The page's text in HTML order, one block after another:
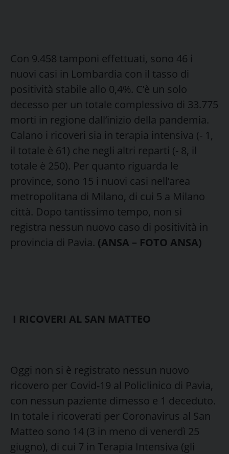
Con 9.458 tamponi effettuati, sono 46 i
nuovi casi in Lombardia con il tasso di
positività stabile allo 0,4%. C’è un solo
decesso per un totale complessivo di 33.775
morti in regione dall’inizio della pandemia.
Calano i ricoveri sia in terapia intensiva (- 1,
il totale è 61) che negli altri reparti (- 8, il
totale è 250). Per quanto riguarda le
province, sono 15 i nuovi casi nell’area
metropolitana di Milano, di cui 5 a Milano
città. Dopo tantissimo tempo, non si
registra nessun nuovo caso di positività in
provincia di Pavia. (ANSA – FOTO ANSA)
I RICOVERI AL SAN MATTEO
Oggi non si è registrato nessun nuovo
ricovero per Covid-19 al Policlinico di Pavia,
con nessun paziente dimesso e 1 deceduto.
In totale i ricoverati per Coronavirus al San
Matteo sono 14 (3 in meno di venerdì 25
giugno), di cui 7 in Terapia Intensiva (gli